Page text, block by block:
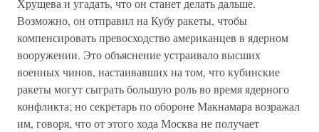
Хрущева и угадать, что он станет делать дальше.
Возможно, он отправил на Кубу ракеты, чтобы
компенсировать превосходство американцев в ядерном
вооружении. Это объяснение устраивало высших
военных чинов, настаивавших на том, что кубинские
ракеты могут сыграть большую роль во время ядерного
конфликта; но секретарь по обороне Макнамара возражал
им, говоря, что от этого хода Москва не получает